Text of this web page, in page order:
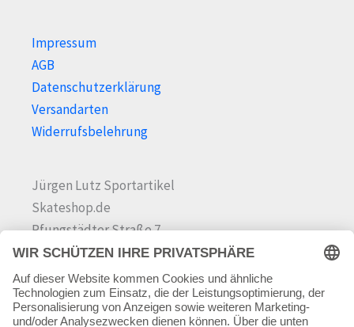
Impressum
AGB
Datenschutzerklärung
Versandarten
Widerrufsbelehrung
Jürgen Lutz Sportartikel
Skateshop.de
Pfungstädter Straße 7
64342 Seeheim-Jugenheim
Tel.06257 868181
Mail:info@skateshop.de